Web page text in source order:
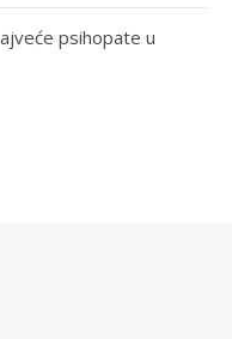
psihopate u